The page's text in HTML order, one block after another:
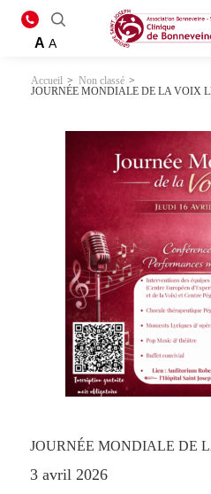
A A
Accueil > Non classé >
JOURNÉE MONDIALE DE LA VOIX
JOURNÉE MONDIALE DE
3 avril 2026